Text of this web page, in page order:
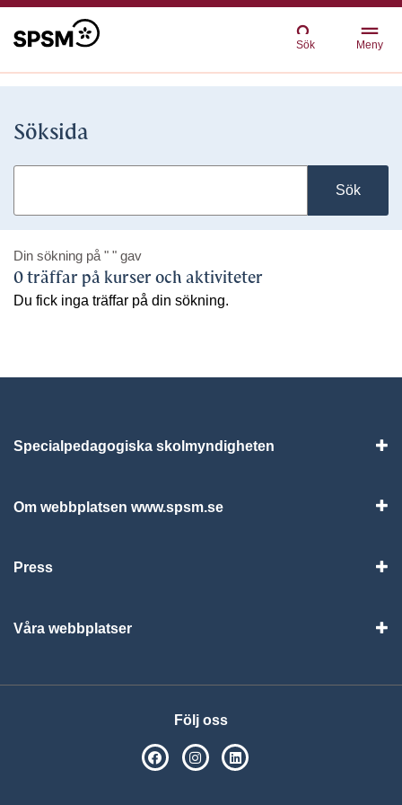
Sök Meny
Söksida
Sök
Din sökning på " " gav
0 träffar på kurser och aktiviteter
Du fick inga träffar på din sökning.
Specialpedagogiska skolmyndigheten
Om webbplatsen www.spsm.se
Press
Våra webbplatser
Följ oss
SPSM på Facebook
SPSM på Instagram